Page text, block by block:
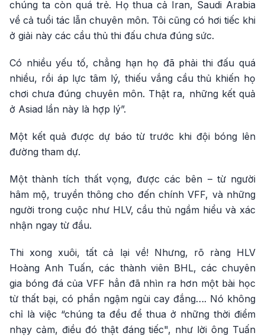
chúng ta còn quá trẻ. Họ thua cả Iran, Saudi Arabia
về cả tuổi tác lẫn chuyên môn. Tôi cũng có hơi tiếc khi
ở giải này các cầu thủ thi đấu chưa đúng sức.
Có nhiều yếu tố, chẳng hạn họ đã phải thi đấu quá
nhiều, rồi áp lực tâm lý, thiếu vắng cầu thủ khiến họ
chơi chưa đúng chuyên môn. Thật ra, những kết quả
ở Asiad lần này là hợp lý”.
Một kết quả được dự báo từ trước khi đội bóng lên
đường tham dự.
Một thành tích thất vọng, được các bên – từ người
hâm mộ, truyền thông cho đến chính VFF, và những
người trong cuộc như HLV, cầu thủ ngầm hiểu và xác
nhận ngay từ đầu.
Thi xong xuôi, tất cả lại về! Nhưng, rõ ràng HLV
Hoàng Anh Tuấn, các thành viên BHL, các chuyên
gia bóng đá của VFF hẳn đã nhìn ra hơn một bài học
từ thất bại, có phần ngậm ngùi cay đắng…. Nó không
chỉ là việc “chúng ta đều để thua ở những thời điểm
nhạy cảm, điều đó thật đáng tiếc", như lời ông Tuấn